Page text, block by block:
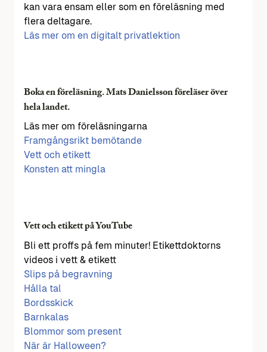
kan vara ensam eller som en föreläsning med
flera deltagare.
Läs mer om en digitalt privatlektion
Boka en föreläsning. Mats Danielsson föreläser över
hela landet.
Läs mer om föreläsningarna
Framgångsrikt bemötande
Vett och etikett
Konsten att mingla
Vett och etikett på YouTube
Bli ett proffs på fem minuter! Etikettdoktorns
videos i vett & etikett
Slips på begravning
Hålla tal
Bordsskick
Barnkalas
Blommor som present
När är Halloween?